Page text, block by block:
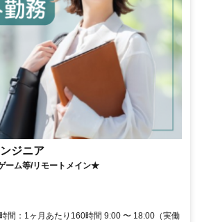
ジニア
ーム等/リモートメイン★
間：1ヶ月あたり160時間 9:00 〜 18:00（実働